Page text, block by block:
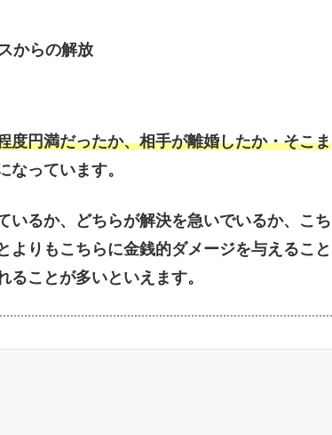
からの解放
度円満だったか、相手が離婚したか・そこま
なっています。
いるか、どちらが解決を急いでいるか、こち
よりもこちらに金銭的ダメージを与えること
ことが多いといえます。